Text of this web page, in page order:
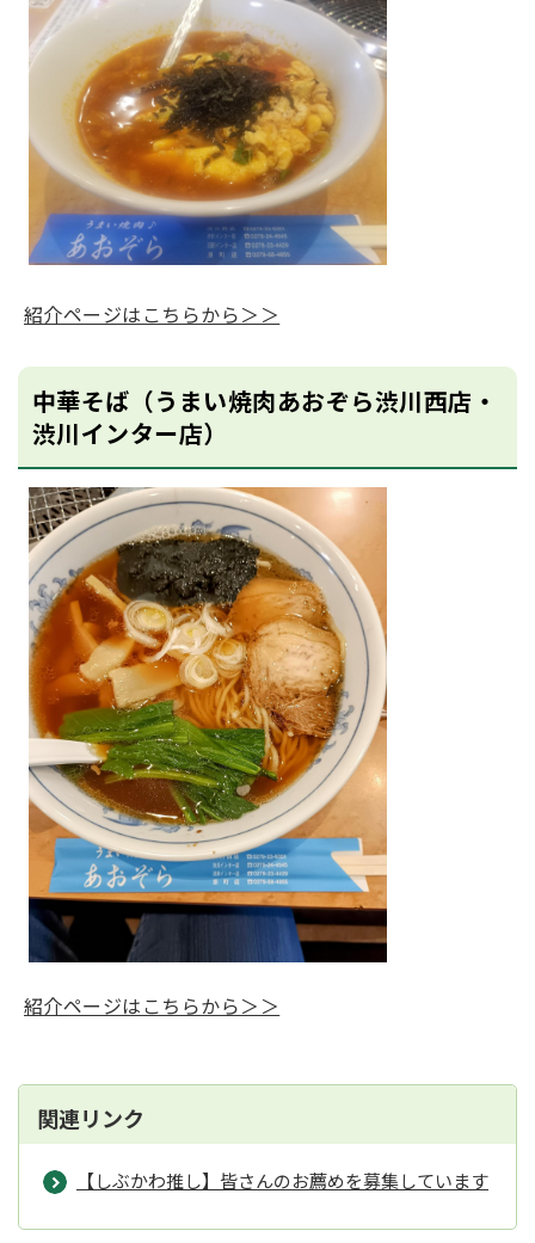
紹介ページはこちらから＞＞
中華そば（うまい焼肉あおぞら渋川西店・
渋川インター店）
紹介ページはこちらから＞＞
関連リンク
【しぶかわ推し】皆さんのお薦めを募集しています